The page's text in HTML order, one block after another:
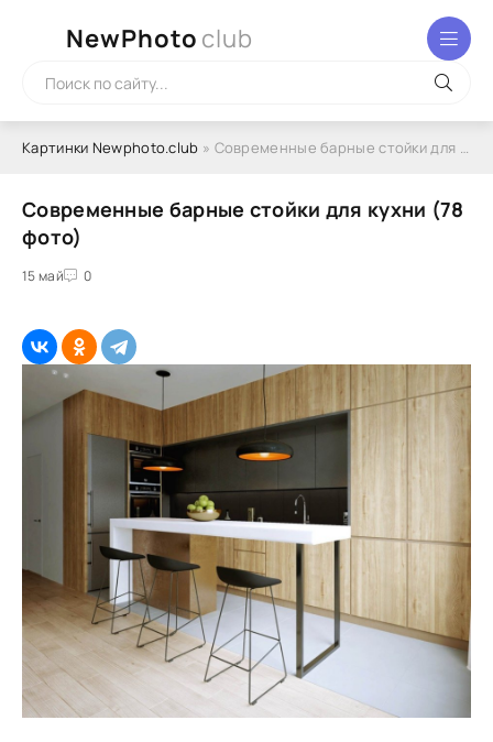
NewPhoto club
Картинки Newphoto.club » Современные барные стойки для кухни (78 фото)
Современные барные стойки для кухни (78
фото)
15 май 0